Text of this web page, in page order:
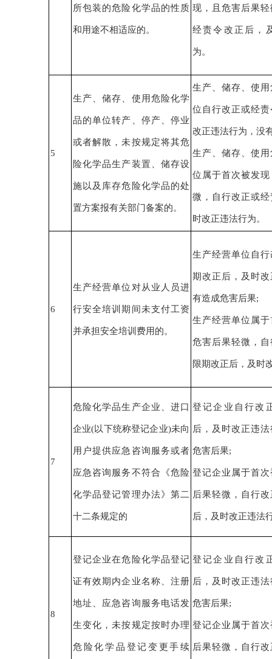
所包装的危险化学品的性质
和用途不相适应的。
现，且危害后果轻
经责令改正后，
为。
5
生产、储存、使用危险化学
品的单位转产、停产、停业
或者解散，未按规定将其危
险化学品生产装置、储存设
施以及库存危险化学品的处
置方案报有关部门备案的。
生产、储存、使
位 自行改正或经
改正违法行为 ，没
生产、储存、使
位 属于首次被发
微 ， 自行改正或经
时改正违法行为。
6
生产经营单位对从业人员进
行安全培训期间未支付工资
并承担安全培训费用的。
生产经营单位 自
期改正后， 及时
有造成危害后果;
生产经营单位 属于
危害后果轻微 ，
限期改正后， 及时
7
危险化学品生产企业、进口
企业(以下统称登记企业)未向
用户提供应急咨询服务或者
应急咨询服务不符合 《危险
化学品登记管理办法》 第二
十二条规定的
登记企业 自行改
后， 及时改正违法
危害后果;
登记企业 属于首次
后果轻微 ， 自行
后， 及时改正违法
8
登记企业在危险化学品登记
证有效期内企业名称、注册
地址、应急咨询服务电话发
生变化，未按规定按时办理
危险化学品登记变更手续
登记企业 自行改
后， 及时改正违法
危害后果;
登记企业 属于首次
后果轻微 ， 自行